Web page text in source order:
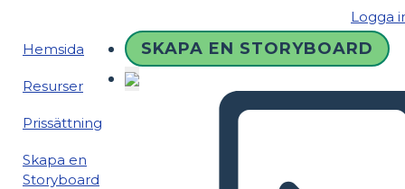
Logga
Hemsida
Resurser
Prissättning
Skapa en
Storyboard
SKAPA EN STORYBOARD